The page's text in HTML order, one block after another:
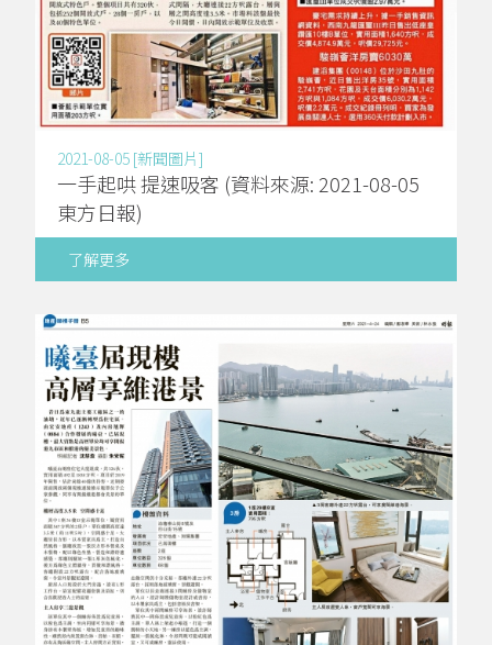
2021-08-05 [新聞圖片]
一手起哄 提速吸客 (資料來源: 2021-08-05
東方日報)
了解更多